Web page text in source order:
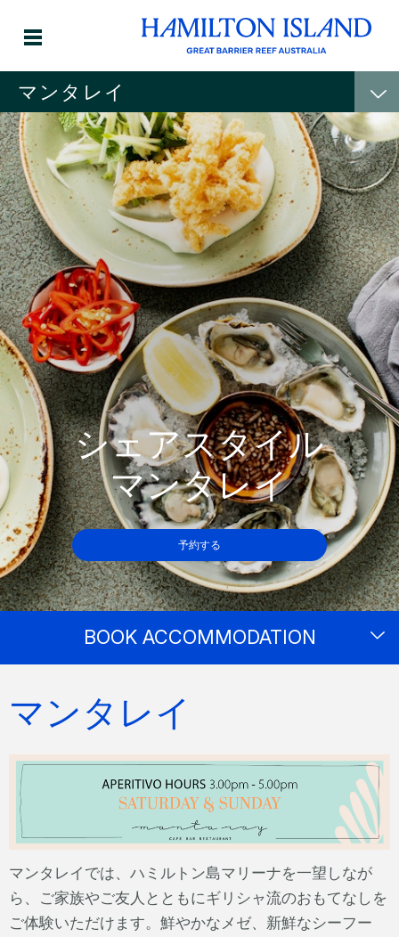
マンタレイ
シェアスタイル
マンタレイ
予約する
BOOK ACCOMMODATION
マンタレイ
マンタレイでは、ハミルトン島マリーナを一望しなが
ら、ご家族やご友人とともにギリシャ流のおもてなしを
ご体験いただけます。鮮やかなメゼ、新鮮なシーフー